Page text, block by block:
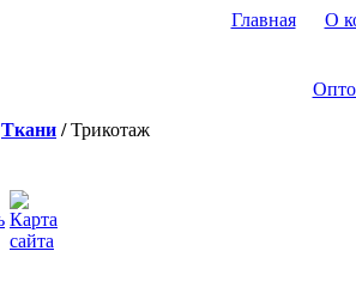
Главная О
Ткани /Трикотаж